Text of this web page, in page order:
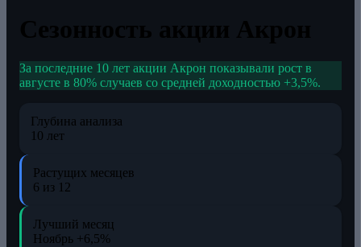
За последние 10 лет акции Акрон показывали рост в
августе в 80% случаев со средней доходностью +3,5%.
Глубина анализа
10 лет
Растущих месяцев
6 из 12
Лучший месяц
Ноябрь +6,5%